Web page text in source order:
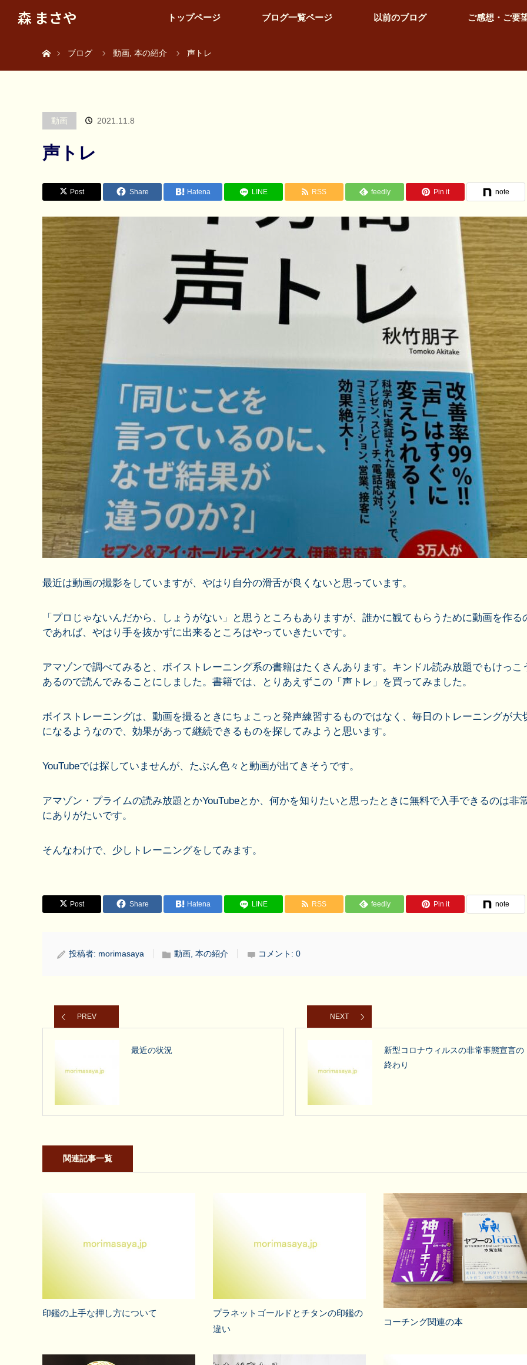
森 まさや トップページ ブログ一覧ページ 以前のブログ ご感想・ご要
ブログ
動画 本の紹介 声トレ
動画 2021.11.8
声トレ
Post Share Hatena LINE RSS feedly Pin it note
最近は動画の撮影をしていますが、やはり自分の滑舌が良くないと思っています。
「プロじゃないんだから、しょうがない」と思うところもありますが、誰かに観てもらうために動画を作る
であれば、やはり手を抜かずに出来るところはやっていきたいです。
アマゾンで調べてみると、ボイストレーニング系の書籍はたくさんあります。キンドル読み放題でもけっこ
あるので読んでみることにしました。書籍では、とりあえずこの「声トレ」を買ってみました。
ボイストレーニングは、動画を撮るときにちょこっと発声練習するものではなく、毎日のトレーニングが大
になるようなので、効果があって継続できるものを探してみようと思います。
YouTubeでは探していませんが、たぶん色々と動画が出てきそうです。
アマゾン・プライムの読み放題とかYouTubeとか、何かを知りたいと思ったときに無料で入手できるのは非
にありがたいです。
そんなわけで、少しトレーニングをしてみます。
Post Share Hatena LINE RSS feedly Pin it note
投稿者: morimasaya 動画 本の紹介 コメント: 0
PREV
最近の状況
NEXT
新型コロナウィルスの非常事態宣言の
終わり
関連記事一覧
印鑑の上手な押し方について
プラネットゴールドとチタンの印鑑の
違い
コーチング関連の本